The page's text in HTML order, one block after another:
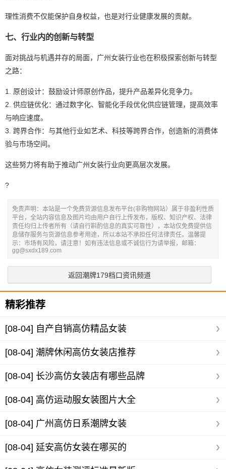
理性消费不仅能保护自身权益，也是对行业健康发展的贡献。
七、行业内的创新与转型
面对挑战与机遇并存的局面，广州女装行业也在积极探索创新与转型
之路：
1. 原创设计：鼓励设计师原创作品，提升产品差异化竞争力。
2. 供应链优化：通过数字化、智能化手段优化供应链管理，提高效率
与响应速度。
3. 跨界合作：与其他行业如艺术、科技等跨界合作，创造新的消费体
验与市场空间。
这些努力将有助于推动广州女装行业向更高层次发展。
?
免责声明：本站是一个免费货源信息发布平台(非购物网站）属于非盈利性质
平台，全站内容信息及图片均由用户自行上传发布，版权、知识产权、法律
责任均归上传者所有（请自行斟酌信息的真实可靠性），本站仅免费提供信
息储存服务与货源信息参考用途，所以本站不承担任何法律责任。温馨提
示：市场有风险，请注意！如有违法信息或不诚信行为请举报，邮箱：
gg@sxdx189.com
返回潮牌179档口资讯频道
精彩推荐
[08-04] 自产自销高仿精品女装
[08-04] 潮牌休闲高仿女装店推荐
[08-04] 长沙高仿女装店有哪些品牌
[08-04] 高仿运动服女装图片大全
[08-04] 广州高仿日系潮牌女装
[08-04] 延安高仿女装在哪买的